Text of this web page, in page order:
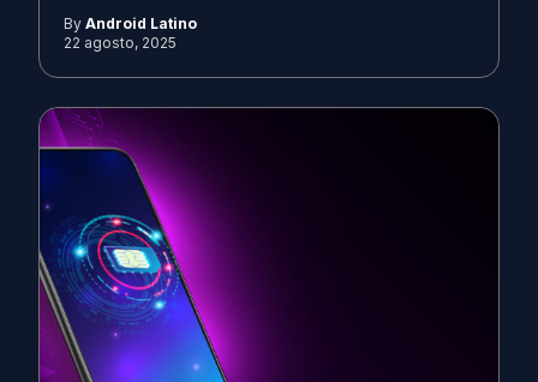
By Android Latino
22 agosto, 2025